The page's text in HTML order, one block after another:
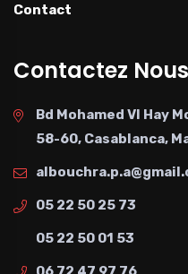
Contact
Contactez Nous
Bd Mohamed VI Hay
58-60, Casablanca,
05 22 50 25 73
05 22 50 01 53